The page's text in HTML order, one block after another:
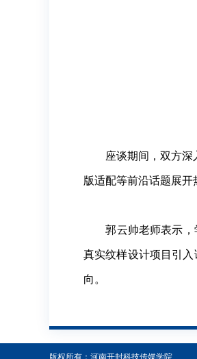
座谈期间，双方深入
版适配等前沿话题展开
郭云帅老师表示，学
真实纹样设计项目引
向。
版权所有：河南开封科技传媒学院